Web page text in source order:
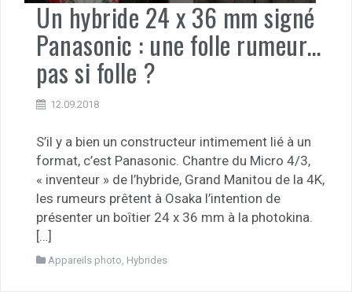
Un hybride 24 x 36 mm signé
Panasonic : une folle rumeur…
pas si folle ?
12.09.2018
S’il y a bien un constructeur intimement lié à un
format, c’est Panasonic. Chantre du Micro 4/3,
« inventeur » de l’hybride, Grand Manitou de la 4K,
les rumeurs prêtent à Osaka l’intention de
présenter un boîtier 24 x 36 mm à la photokina.
[…]
Appareils photo Hybrides